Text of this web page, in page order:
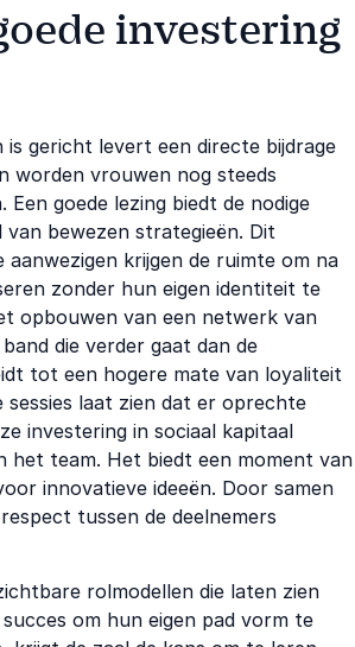
investering
gericht levert een directe bijdrage
worden vrouwen nog steeds
goede lezing biedt de nodige
bewezen strategieën. Dit
krijgen de ruimte om na
zonder hun eigen identiteit te
opbouwen van een netwerk van
die verder gaat dan de
tot een hogere mate van loyaliteit
laat zien dat er oprechte
investering in sociaal kapitaal
het team. Het biedt een moment van
innovatieve ideeën. Door samen
tussen de deelnemers
rolmodellen die laten zien
om hun eigen pad vorm te